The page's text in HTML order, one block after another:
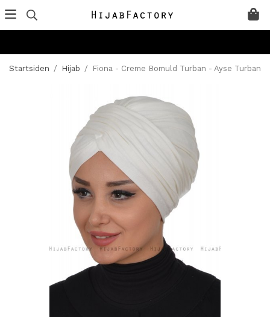
Startsiden / Hijab / Fiona - Creme Bomuld Turban - Ayse Turban